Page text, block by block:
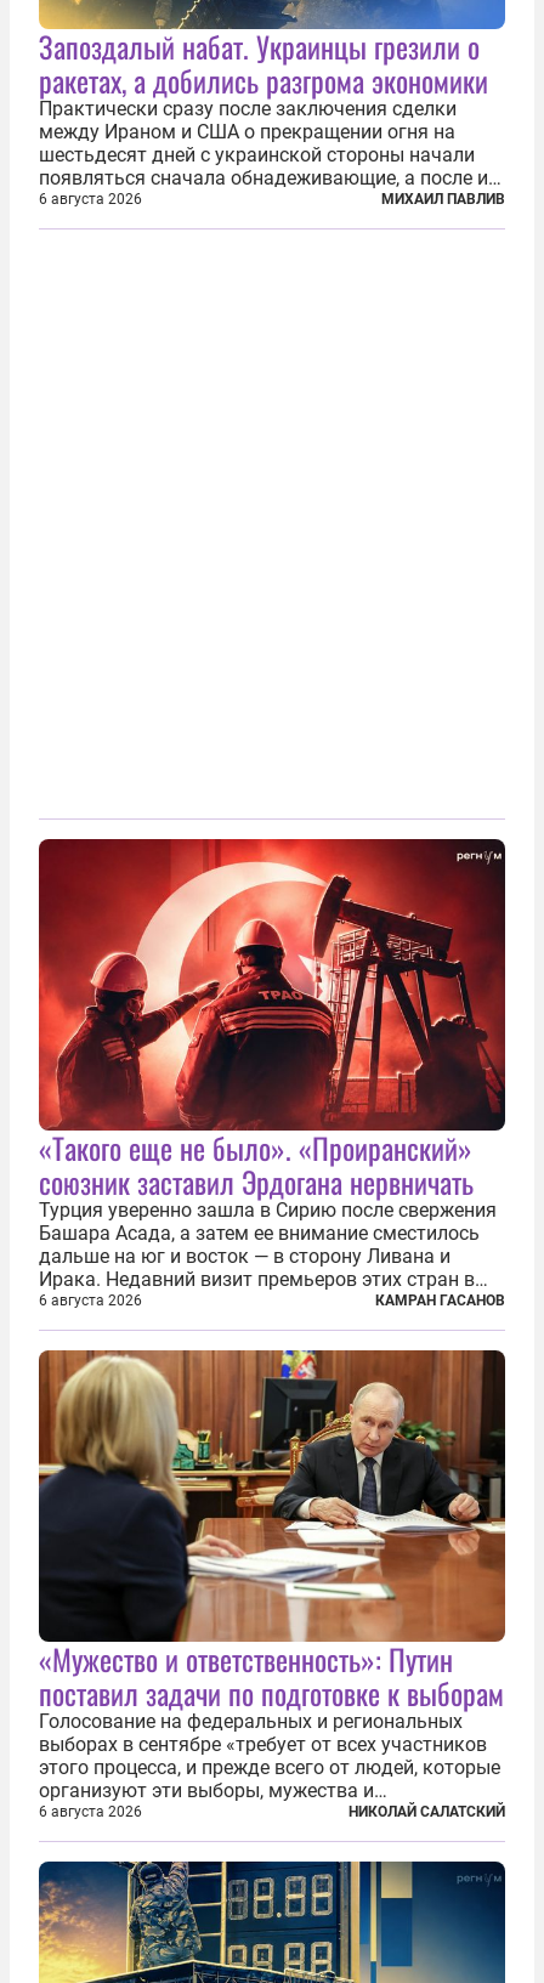
Запоздалый набат. Украинцы грезили о
ракетах, а добились разгрома экономики
Практически сразу после заключения сделки
между Ираном и США о прекращении огня на
шестьдесят дней с украинской стороны начали
появляться сначала обнадеживающие, а после и
вовсе бравурные заявления про некий «перелом»
в войне. Вероятно, в сознании первых лиц
6 августа 2026 МИХАИЛ ПАВЛИВ
«Такого еще не было». «Проиранский»
союзник заставил Эрдогана нервничать
Турция уверенно зашла в Сирию после свержения
Башара Асада, а затем ее внимание сместилось
дальше на юг и восток — в сторону Ливана и
Ирака. Недавний визит премьеров этих стран в
Анкару, договоры об участии турецкой компании
TPAO в разработке нефти иракского Киркука и
«Дороги развития» подтверждают...
6 августа 2026 КАМРАН ГАСАНОВ
«Мужество и ответственность»: Путин
поставил задачи по подготовке к выборам
Голосование на федеральных и региональных
выборах в сентябре «требует от всех участников
этого процесса, и прежде всего от людей, которые
организуют эти выборы, мужества и
ответственного отношения к формированию
власти», — подчеркнул президент Владимир Путин
на состоявшейся 5 августа в Кремле...
6 августа 2026 НИКОЛАЙ САЛАТСКИЙ